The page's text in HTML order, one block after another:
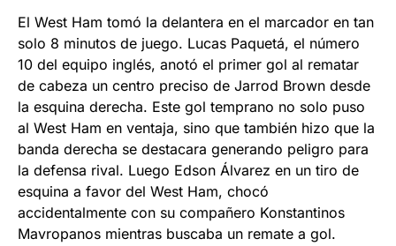
El West Ham tomó la delantera en el marcador en tan
solo 8 minutos de juego. Lucas Paquetá, el número
10 del equipo inglés, anotó el primer gol al rematar
de cabeza un centro preciso de Jarrod Brown desde
la esquina derecha. Este gol temprano no solo puso
al West Ham en ventaja, sino que también hizo que la
banda derecha se destacara generando peligro para
la defensa rival. Luego Edson Álvarez en un tiro de
esquina a favor del West Ham, chocó
accidentalmente con su compañero Konstantinos
Mavropanos mientras buscaba un remate a gol.